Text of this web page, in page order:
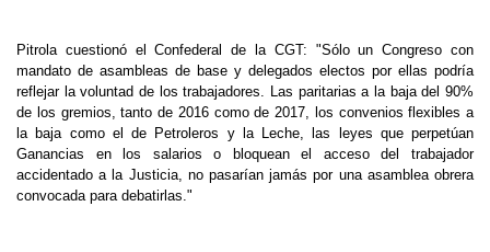
Pitrola cuestionó el Confederal de la CGT: "Sólo un Congreso con
mandato de asambleas de base y delegados electos por ellas podría
reflejar la voluntad de los trabajadores. Las paritarias a la baja del 90%
de los gremios, tanto de 2016 como de 2017, los convenios flexibles a
la baja como el de Petroleros y la Leche, las leyes que perpetúan
Ganancias en los salarios o bloquean el acceso del trabajador
accidentado a la Justicia, no pasarían jamás por una asamblea obrera
convocada para debatirlas."